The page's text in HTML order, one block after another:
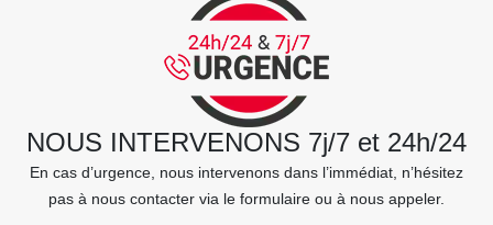
NOUS INTERVENONS 7j/7 et 24h/24
En cas d’urgence, nous intervenons dans l’immédiat, n’hésitez
pas à nous contacter via le formulaire ou à nous appeler.